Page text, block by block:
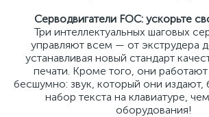
Серводвигатели FOC: ускорьте
Три интеллектуальных шаговых
управляют всем — от экструдера
устанавливая новый стандарт
печати. ​​Кроме того, они работают
бесшумно: звук, который они
набор текста на клавиатуре,
оборудования!